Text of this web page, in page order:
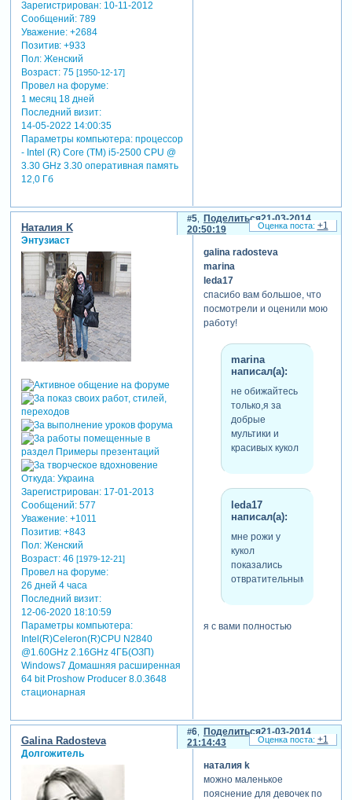
Зарегистрирован: 10-11-2012
Сообщений:789
Уважение: +2684
Позитив: +933
Пол:Женский
Возраст:75 [1950-12-17]
Провел на форуме:
1 месяц 18 дней
Последний визит:
14-05-2022 14:00:35
Параметры компьютера:процессор
- Intel (R) Core (TM) i5-2500 CPU @
3.30 GHz 3.30 оперативная память
12,0 Гб
Поделиться
5
21-03-2014
20:50:19
Наталия K
Энтузиаст
Откуда:Украина
Зарегистрирован: 17-01-2013
Сообщений:577
Уважение: +1011
Позитив: +843
Пол:Женский
Возраст:46 [1979-12-21]
Провел на форуме:
26 дней 4 часа
Последний визит:
12-06-2020 18:10:59
Параметры компьютера:
Intel(R)Celeron(R)CPU N2840
@1.60GHz 2.16GHz 4ГБ(ОЗП)
Windows7 Домашняя расширенная
64 bit Proshow Producer 8.0.3648
стационарная
galina radosteva
marina
leda17
спасибо вам большое, что
посмотрели и оценили мою
работу!
marina
написал(а):
не обижайтесь
только,я за
добрые
мультики и
красивых кукол
leda17
написал(а):
мне рожи у
кукол
показались
отвратительными
я с вами полностью
мода или действительно
увлечение. я уже пыталась
потом перестала.
вырастет-поумнеет!!!
+1
Поделиться
6
21-03-2014
21:14:43
Galina Radosteva
Долгожитель
наталия k
можно маленькое
пояснение для девочек по
+1